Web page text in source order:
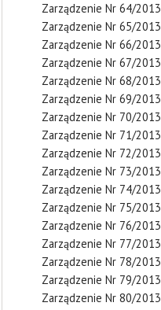
Zarządzenie Nr 64/2013
Zarządzenie Nr 65/2013
Zarządzenie Nr 66/2013
Zarządzenie Nr 67/2013
Zarządzenie Nr 68/2013
Zarządzenie Nr 69/2013
Zarządzenie Nr 70/2013
Zarządzenie Nr 71/2013
Zarządzenie Nr 72/2013
Zarządzenie Nr 73/2013
Zarządzenie Nr 74/2013
Zarządzenie Nr 75/2013
Zarządzenie Nr 76/2013
Zarządzenie Nr 77/2013
Zarządzenie Nr 78/2013
Zarządzenie Nr 79/2013
Zarządzenie Nr 80/2013